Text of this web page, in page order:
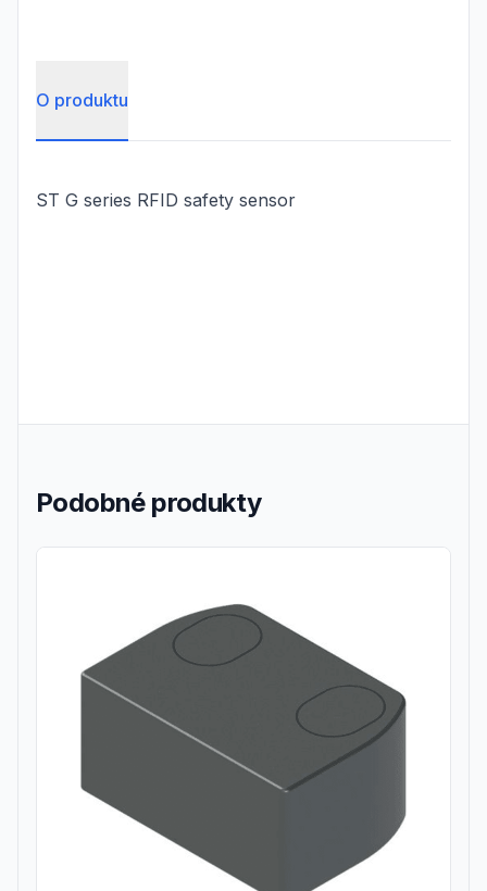
O produktu
ST G series RFID safety sensor
Podobné produkty